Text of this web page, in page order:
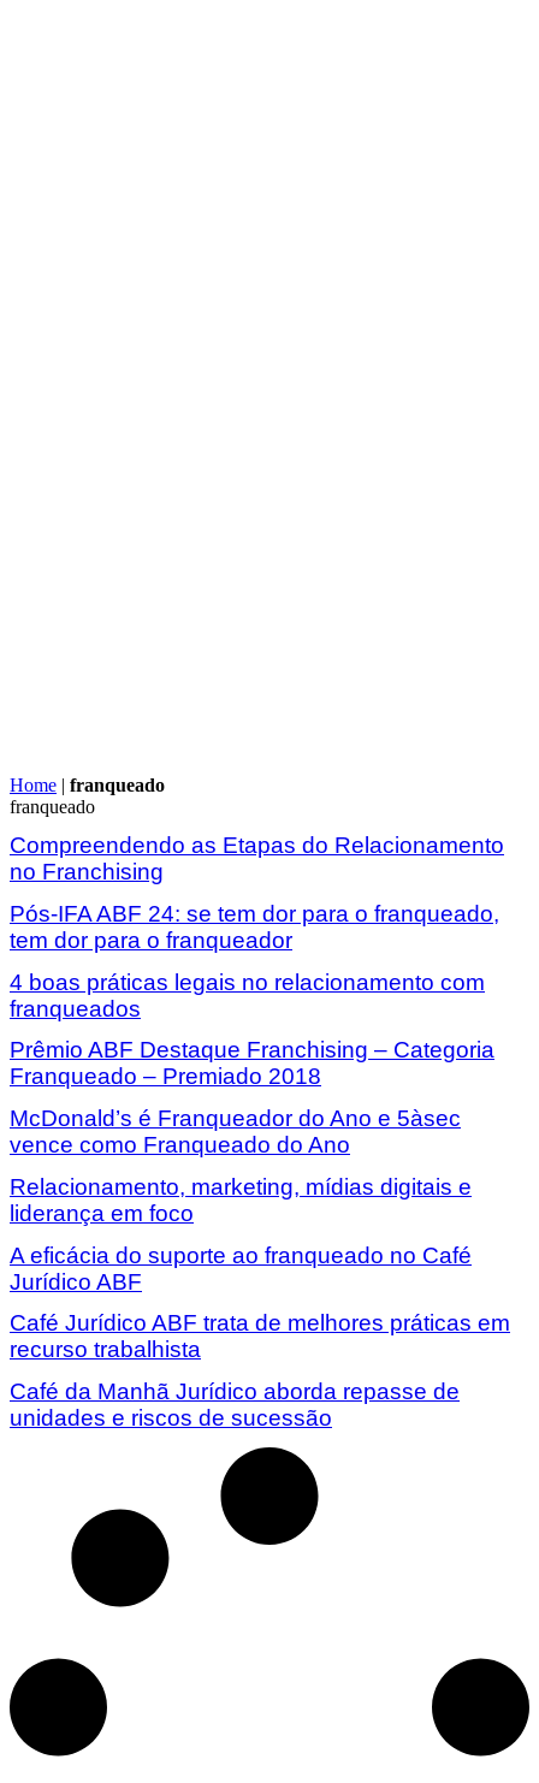
Home | franqueado
franqueado
Compreendendo as Etapas do Relacionamento
no Franchising
Pós-IFA ABF 24: se tem dor para o franqueado,
tem dor para o franqueador
4 boas práticas legais no relacionamento com
franqueados
Prêmio ABF Destaque Franchising – Categoria
Franqueado – Premiado 2018
McDonald’s é Franqueador do Ano e 5àsec
vence como Franqueado do Ano
Relacionamento, marketing, mídias digitais e
liderança em foco
A eficácia do suporte ao franqueado no Café
Jurídico ABF
Café Jurídico ABF trata de melhores práticas em
recurso trabalhista
Café da Manhã Jurídico aborda repasse de
unidades e riscos de sucessão